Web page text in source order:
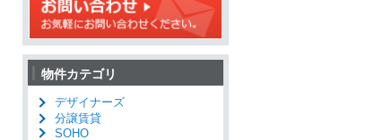
物件カテゴリ
デザイナーズ
分譲賃貸
SOHO